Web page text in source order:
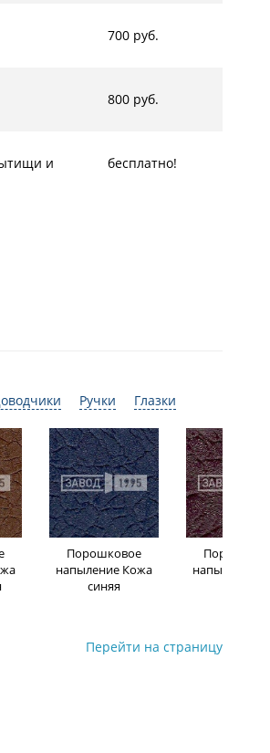
700 руб.
800 руб.
и
бесплатно!
Ручки Глазки
Порошковое
напыление Кожа
синяя
напыление
Перейти на страницу